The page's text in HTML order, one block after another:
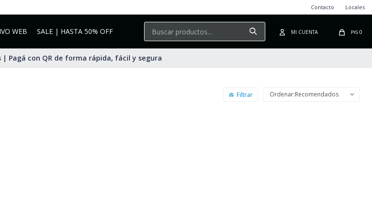
WEB SALE | HASTA 50% OFF PYG 0
Contacto Locales
| Pagá con QR de forma rápida, fácil y segura
Recomendados